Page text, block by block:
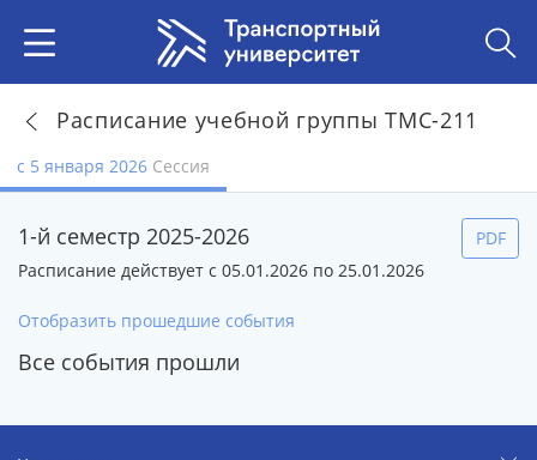
Расписание учебной группы ТМС-211
с 5 января 2026 Сессия
1-й семестр 2025-2026
Расписание действует с 05.01.2026 по 25.01.2026
PDF
Отобразить прошедшие события
Все события прошли